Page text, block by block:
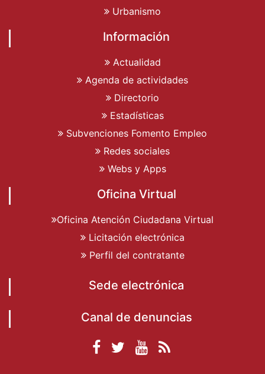
Urbanismo
Información
Actualidad
Agenda de actividades
Directorio
Estadísticas
Subvenciones Fomento Empleo
Redes sociales
Webs y Apps
Oficina Virtual
Oficina Atención Ciudadana Virtual
Licitación electrónica
Perfil del contratante
Sede electrónica
Canal de denuncias
Facebook